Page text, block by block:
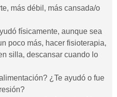
más débil, más cansada/o
físicamente, aunque sea
poco más, hacer fisioterapia,
silla, descansar cuando lo
¿Te ayudó o fue